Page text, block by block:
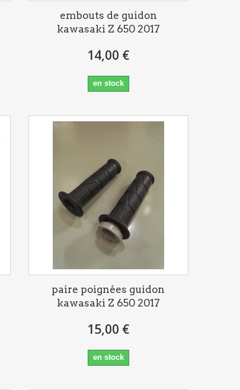
embouts de guidon
kawasaki Z 650 2017
14,00 €
en stock
paire poignées guidon
kawasaki Z 650 2017
15,00 €
en stock